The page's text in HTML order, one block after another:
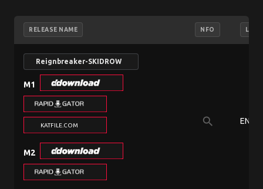
RELEASE NAME NFO
Reignbreaker-SKIDROW
M1
KATFILE.COM
M2
search EN